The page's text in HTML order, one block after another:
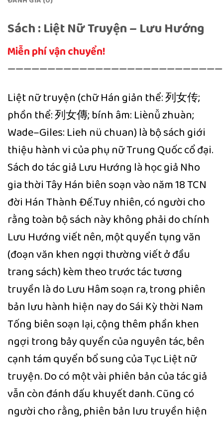
Sách : Liệt Nữ Truyện – Lưu Hướng
Miễn phí vận chuyển!
Liệt nữ truyện (chữ Hán giản thể: 列女传;
phồn thể: 列女傳; bính âm: Liènǚ zhuàn;
Wade–Giles: Lieh nü chuan) là bộ sách giới
thiệu hành vi của phụ nữ Trung Quốc cổ đại.
Sách do tác giả Lưu Hướng là học giả Nho
gia thời Tây Hán biên soạn vào năm 18 TCN
đời Hán Thành Đế.Tuy nhiên, có người cho
rằng toàn bộ sách này không phải do chính
Lưu Hướng viết nên, một quyển tụng văn
(đoạn văn khen ngợi thường viết ở đầu
trang sách) kèm theo trước tác tương
truyền là do Lưu Hâm soạn ra, trong phiên
bản lưu hành hiện nay do Sái Kỳ thời Nam
Tống biên soạn lại, cộng thêm phần khen
ngợi trong bảy quyển của nguyên tác, bên
cạnh tám quyển bổ sung của Tục Liệt nữ
truyện. Do có một vài phiên bản của tác giả
vẫn còn đánh dấu khuyết danh. Cũng có
người cho rằng, phiên bản lưu truyền hiện